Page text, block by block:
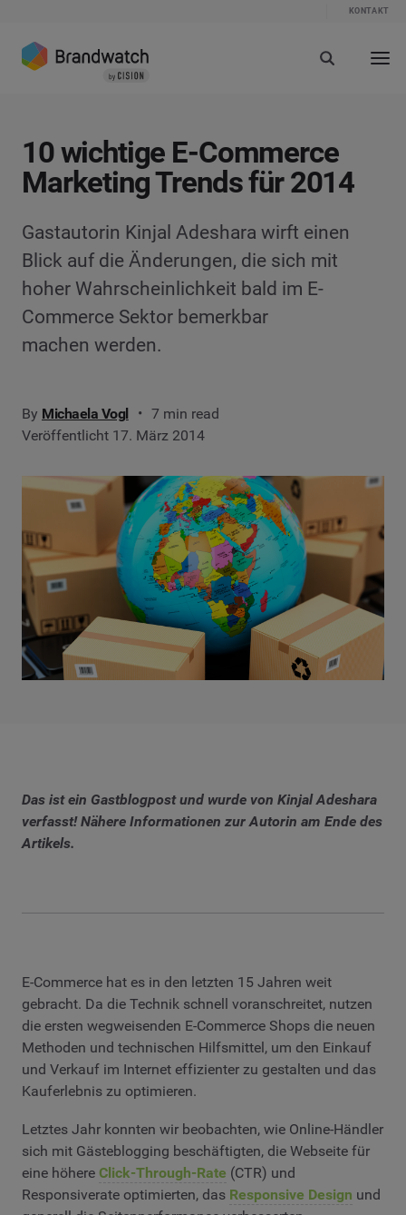
KONTAKT
10 wichtige E-Commerce
Marketing Trends für 2014
Gastautorin Kinjal Adeshara wirft einen
Blick auf die Änderungen, die sich mit
hoher Wahrscheinlichkeit bald im E-
Commerce Sektor bemerkbar
machen werden.
By Michaela Vogl
7 min read
Veröffentlicht 17. März 2014
Das ist ein Gastblogpost und wurde von Kinjal Adeshara
verfasst! Nähere Informationen zur Autorin am Ende des
Artikels.
E-Commerce hat es in den letzten 15 Jahren weit
gebracht. Da die Technik schnell voranschreitet, nutzen
die ersten wegweisenden E-Commerce Shops die neuen
Methoden und technischen Hilfsmittel, um den Einkauf
und Verkauf im Internet effizienter zu gestalten und das
Kauferlebnis zu optimieren.
Letztes Jahr konnten wir beobachten, wie Online-Händler
sich mit Gästeblogging beschäftigten, die Webseite für
eine höhere Click-Through-Rate (CTR) und
Responsiverate optimierten, das Responsive Design und